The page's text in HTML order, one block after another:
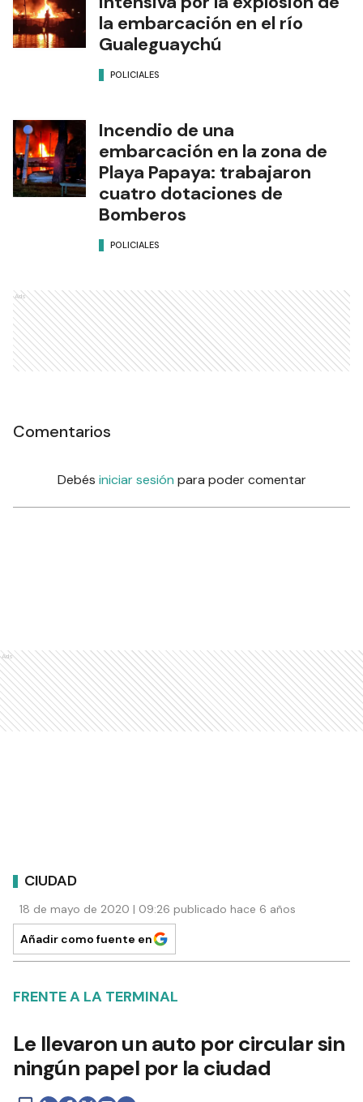
la embarcación en el río
Gualeguaychú
POLICIALES
Incendio de una
embarcación en la zona de
Playa Papaya: trabajaron
cuatro dotaciones de
Bomberos
POLICIALES
Ads
Comentarios
Debés iniciar sesión para poder comentar
Ads
CIUDAD
18 de mayo de 2020 | 09:26 publicado hace 6 años
Añadir como fuente en
FRENTE A LA TERMINAL
Le llevaron un auto por circular sin
ningún papel por la ciudad